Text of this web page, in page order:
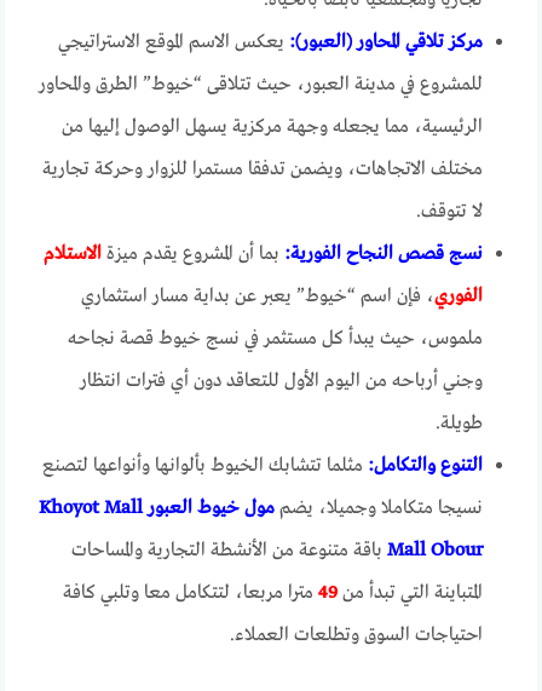
مركز تلاقي المحاور (العبور): يعكس الاسم الموقع الاستراتيجي
للمشروع في مدينة العبور، حيث تتلاقى “خيوط” الطرق والمحاور
الرئيسية، مما يجعله وجهة مركزية يسهل الوصول إليها من
مختلف الاتجاهات، ويضمن تدفقا مستمرا للزوار وحركة تجارية
لا تتوقف.
نسج قصص النجاح الفورية: بما أن المشروع يقدم ميزةالاستلام
الفوري، فإن اسم “خيوط” يعبر عن بداية مسار استثماري
ملموس، حيث يبدأ كل مستثمر في نسج خيوط قصة نجاحه
وجني أرباحه من اليوم الأول للتعاقد دون أي فترات انتظار
طويلة.
التنوع والتكامل: مثلما تتشابك الخيوط بألوانها وأنواعها لتصنع
نسيجا متكاملا وجميلا، يضم
مول خيوط العبور Khoyot Mall
Mall Obour باقة متنوعة من الأنشطة التجارية والمساحات
المتباينة التي تبدأ من49 مترا مربعا، لتتكامل معا وتلبي كافة
احتياجات السوق وتطلعات العملاء.